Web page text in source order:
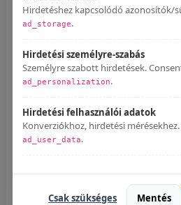
Hirdetéshez kapcsolódó azonosítók/
ad_storage.
Hirdetési személyre-szabás
Személyre szabott hirdetések.
ad_personalization.
Hirdetési felhasználói adatok
Konverziókhoz, hirdetési
ad_user_data.
Csak szükséges Mentés